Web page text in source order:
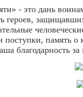
- это дань
героев,
поступки, память
благодарность